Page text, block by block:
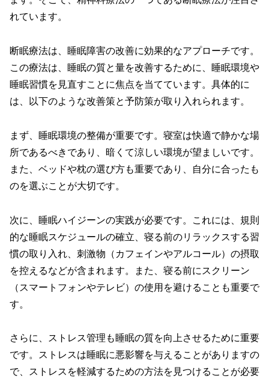
れています。
断眠療法は、睡眠障害の改善に効果的なアプローチです。
この療法は、睡眠の質と量を改善するために、睡眠環境や
睡眠習慣を見直すことに焦点を当てています。具体的に
は、以下のような改善策と予防策が取り入れられます。
まず、睡眠環境の整備が重要です。寝室は快適で静かな場
所であるべきであり、暗くて涼しい環境が望ましいです。
また、ベッドや枕の選び方も重要であり、自分に合ったも
のを選ぶことが大切です。
次に、睡眠ハイジーンの実践が必要です。これには、規則
的な睡眠スケジュールの確立、寝る前のリラックスする習
慣の取り入れ、刺激物（カフェインやアルコール）の摂取
を控えるなどが含まれます。また、寝る前にスクリーン
（スマートフォンやテレビ）の使用を避けることも重要で
す。
さらに、ストレス管理も睡眠の質を向上させるために重要
です。ストレスは睡眠に悪影響を与えることがありますの
で、ストレスを軽減するための方法を見つけることが必要